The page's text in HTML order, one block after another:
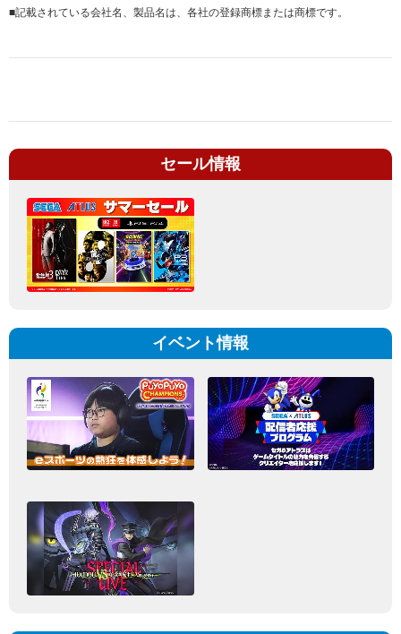
■記載されている会社名、製品名は、各社の登録商標または商標です。
セール情報
イベント情報